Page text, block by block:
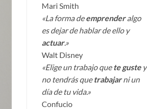
Mari Smith
«La forma deemprenderalgo
es dejar de hablar de ello y
actuar.»
Walt Disney
«Elige un trabajo que te gustey
no tendrás que trabajarni un
día de tu vida.»
Confucio